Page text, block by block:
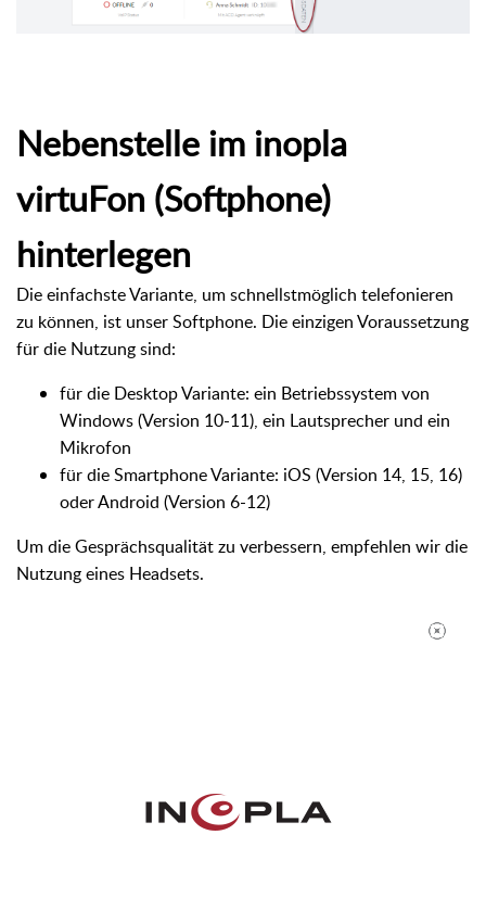
Nebenstelle im inopla
virtuFon (Softphone)
hinterlegen
Die einfachste Variante, um schnellstmöglich telefonieren
zu können, ist unser Softphone. Die einzigen Voraussetzung
für die Nutzung sind:
für die Desktop Variante: ein Betriebssystem von
Windows (Version 10-11), ein Lautsprecher und ein
Mikrofon
für die Smartphone Variante: iOS (Version 14, 15, 16)
oder Android (Version 6-12)
Um die Gesprächsqualität zu verbessern, empfehlen wir die
Nutzung eines Headsets.